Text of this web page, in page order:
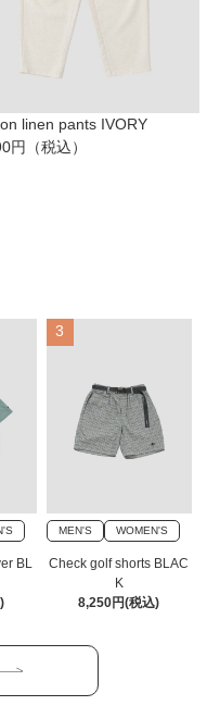
linen pants IVORY
円（税込）
BL
3
MEN'S WOMEN'S
Check golf shorts BLAC
K
8,250円(税込)